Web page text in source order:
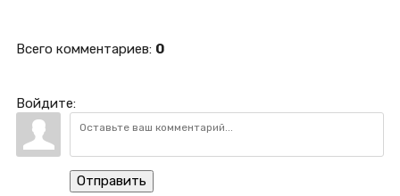
Всего комментариев: 0
Войдите:
Отправить